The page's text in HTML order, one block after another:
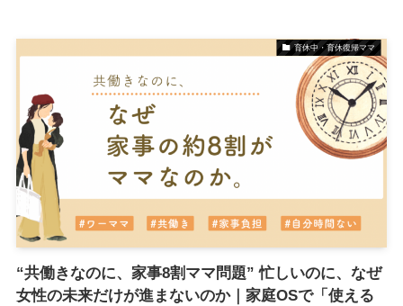
育休中・育休復帰ママ
“共働きなのに、家事8割ママ問題” 忙しいのに、なぜ
女性の未来だけが進まないのか｜家庭OSで「使える